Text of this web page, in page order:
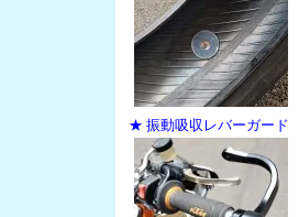
★ 振動吸収レバーガード